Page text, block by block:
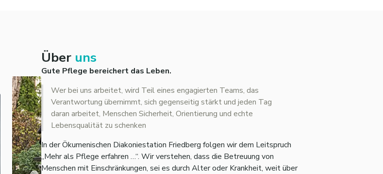
Über uns
Gute Pflege bereichert das Leben.
Wer bei uns arbeitet, wird Teil eines engagierten Teams, das
Verantwortung übernimmt, sich gegenseitig stärkt und jeden Tag
daran arbeitet, Menschen Sicherheit, Orientierung und echte
Lebensqualität zu schenken
In der Ökumenischen Diakoniestation Friedberg folgen wir dem Leitspruch
„Mehr als Pflege erfahren …“. Wir verstehen, dass die Betreuung von
Menschen mit Einschränkungen, sei es durch Alter oder Krankheit, weit über